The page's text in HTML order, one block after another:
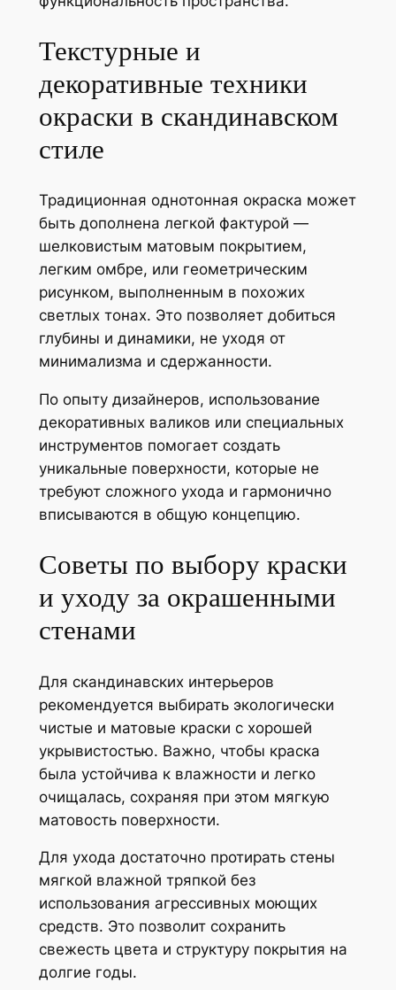
Текстурные и
декоративные техники
окраски в скандинавском
стиле
Традиционная однотонная окраска может
быть дополнена легкой фактурой —
шелковистым матовым покрытием,
легким омбре, или геометрическим
рисунком, выполненным в похожих
светлых тонах. Это позволяет добиться
глубины и динамики, не уходя от
минимализма и сдержанности.
По опыту дизайнеров, использование
декоративных валиков или специальных
инструментов помогает создать
уникальные поверхности, которые не
требуют сложного ухода и гармонично
вписываются в общую концепцию.
Советы по выбору краски
и уходу за окрашенными
стенами
Для скандинавских интерьеров
рекомендуется выбирать экологически
чистые и матовые краски с хорошей
укрывистостью. Важно, чтобы краска
была устойчива к влажности и легко
очищалась, сохраняя при этом мягкую
матовость поверхности.
Для ухода достаточно протирать стены
мягкой влажной тряпкой без
использования агрессивных моющих
средств. Это позволит сохранить
свежесть цвета и структуру покрытия на
долгие годы.